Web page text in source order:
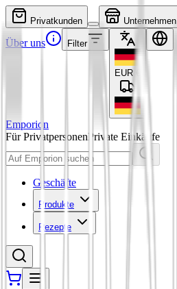
Privatkunden Unternehmen
Über uns Filter
EUR
Emporion
Für PrivatpersonenPrivate Einkäufe
Geschäfte
Produkte
Rezepte